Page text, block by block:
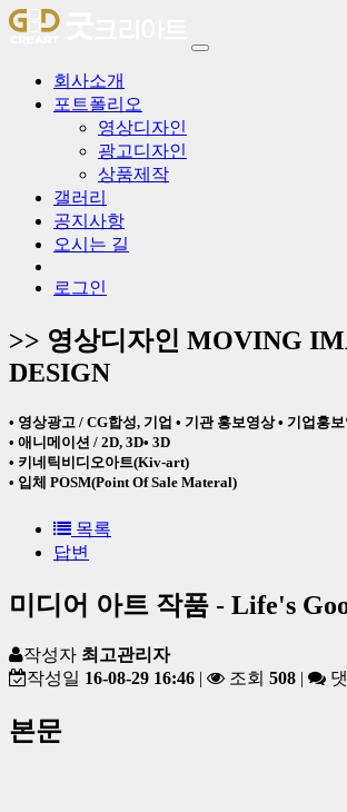
Toggle
회사소개
포트폴리오
영상디자인
광고디자인
상품제작
갤러리
공지사항
오시는 길
로그인
>> 영상디자인 MOVING
DESIGN
• 영상광고 / CG합성, 기업 • 기관 홍보영상 • 기업홍
• 애니메이션 / 2D, 3D• 3D
• 키네틱비디오아트(Kiv-art)
• 입체 POSM(Point Of Sale Materal)
목록
답변
미디어 아트 작품 - Life's
작성자 최고관리자
작성일 16-08-29 16:46 | 조회 508 |
본문